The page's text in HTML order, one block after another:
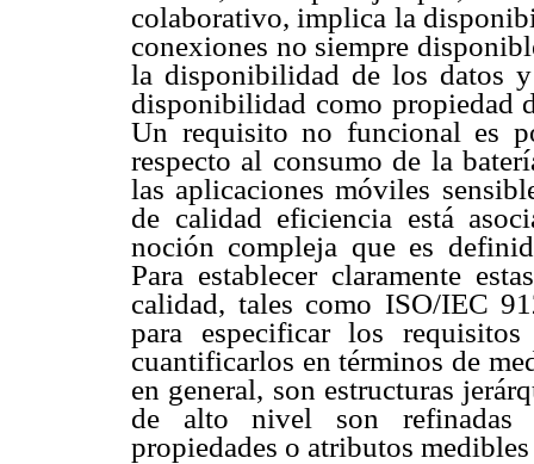
colaborativo, implica la
conexiones no siempre
la disponibilidad de los datos
disponibilidad como propiedad
Un requisito no funcional es
respecto al consumo de la
las aplicaciones móviles
de calidad eficiencia está
noción compleja que es
Para establecer claramente
calidad, tales como ISO/IEC
para especificar los
cuantificarlos en términos de
en general, son estructuras
de alto nivel son refinadas
propiedades o atributos